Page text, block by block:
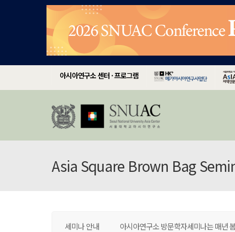
아시아연구소 센터 · 프로그램
Asia Square Brown Bag
세미나 안내
아시아연구소 방문학자세미나는 매년